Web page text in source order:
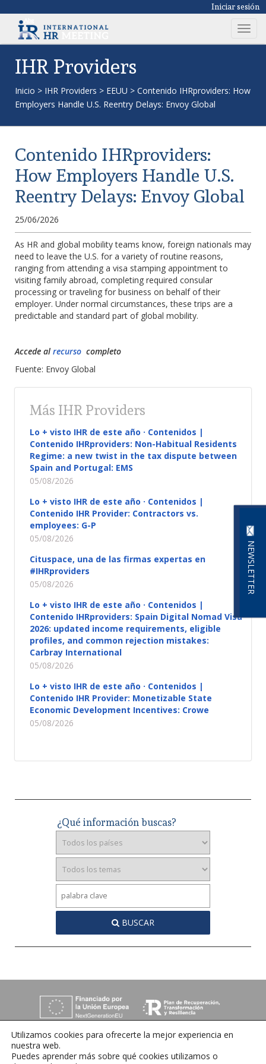
Iniciar sesión
T
o
a
n
NEWSLETTER
IHR Providers
Inicio > IHR Providers > EEUU > Contenido IHRproviders: How
Employers Handle U.S. Reentry Delays: Envoy Global
Contenido IHRproviders:
How Employers Handle U.S.
Reentry Delays: Envoy Global
25/06/2026
As HR and global mobility teams know, foreign nationals may
need to leave the U.S. for a variety of routine reasons,
ranging from attending a visa stamping appointment to
visiting family abroad, completing required consular
processing or traveling for business on behalf of their
employer. Under normal circumstances, these trips are a
predictable and standard part of global mobility.
Accede al recurso completo
Fuente: Envoy Global
Más IHR Providers
Lo + visto IHR de este año · Contenidos |
Contenido IHRproviders: Non-Habitual Residents
Regime: a new twist in the tax dispute between
Spain and Portugal: EMS
05/08/2026
Lo + visto IHR de este año · Contenidos |
Contenido IHR Provider: Contractors vs.
employees: G-P
05/08/2026
Cituspace, una de las firmas expertas en
#IHRproviders
05/08/2026
Lo + visto IHR de este año · Contenidos |
Contenido IHRproviders: Spain Digital Nomad Visa
2026: updated income requirements, eligible
profiles, and common rejection mistakes:
Carbray International
05/08/2026
Lo + visto IHR de este año · Contenidos |
Contenido IHR Provider: Monetizable State
Economic Development Incentives: Crowe
05/08/2026
¿Qué información buscas?
BUSCAR
Utilizamos cookies para ofrecerte la mejor experiencia en
nuestra web.
Puedes aprender más sobre qué cookies utilizamos o